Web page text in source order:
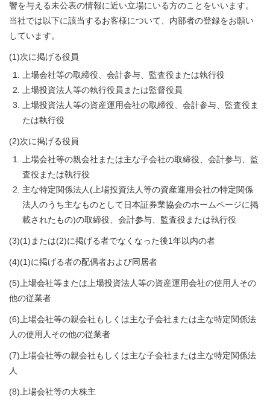
響を与える未公表の情報に近い立場にいる方のことをいいます。
当社では以下に該当するお客様について、内部者の登録をお願い
しています。
(1)次に掲げる役員
上場会社等の取締役、会計参与、監査役または執行役
上場投資法人等の執行役員または監督役員
上場投資法人等の資産運用会社の取締役、会計参与、監査役ま
たは執行役
(2)次に掲げる役員
上場会社等の親会社または主な子会社の取締役、会計参与、監
査役または執行役
主な特定関係法人(上場投資法人等の資産運用会社の特定関係
法人のうち主なものとして日本証券業協会のホームページに掲
載されたもの)の取締役、会計参与、監査役または執行役
(3)(1)または(2)に掲げる者でなくなった後1年以内の者
(4)(1)に掲げる者の配偶者および同居者
(5)上場会社等または上場投資法人等の資産運用会社の使用人その
他の従業者
(6)上場会社等の親会社もしくは主な子会社または主な特定関係法
人の使用人その他の従業者
(7)上場会社等の親会社もしくは主な子会社または主な特定関係法
人
(8)上場会社等の大株主